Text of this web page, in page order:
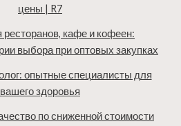
цены | R7
кафе и кофеен:
выбора при оптовых закупках
опытные специалисты для
вашего здоровья
по сниженной стоимости